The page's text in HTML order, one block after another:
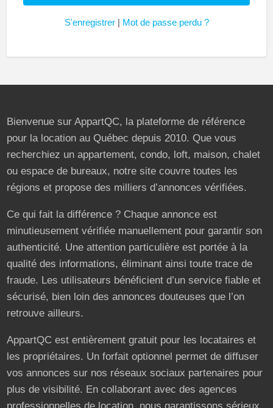
S'enregistrer| Mot de passe perdu ?
Bienvenue sur AppartQC, la plateforme de référence
pour la location au Québec depuis 2010. Que vous
recherchiez un appartement, condo, loft, maison, chalet
ou espace de bureaux, notre site couvre toutes les
régions et propose des milliers d’annonces vérifiées.
Ce qui fait la différence ? Chaque annonce est
minutieusement vérifiée manuellement pour garantir son
authenticité. Une attention particulière est portée à la
qualité des informations, éliminant ainsi toute trace de
fraude. Les utilisateurs bénéficient d’un service fiable et
sécurisé, bien loin des annonces douteuses que l’on
retrouve ailleurs.
AppartQC est entièrement gratuit pour les locataires et
les propriétaires. Un forfait optionnel permet de diffuser
vos annonces sur nos réseaux sociaux partenaires pour
plus de visibilité. En collaborant avec des agences